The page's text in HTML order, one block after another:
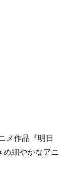
メ作品『明日
め細やかなアニ